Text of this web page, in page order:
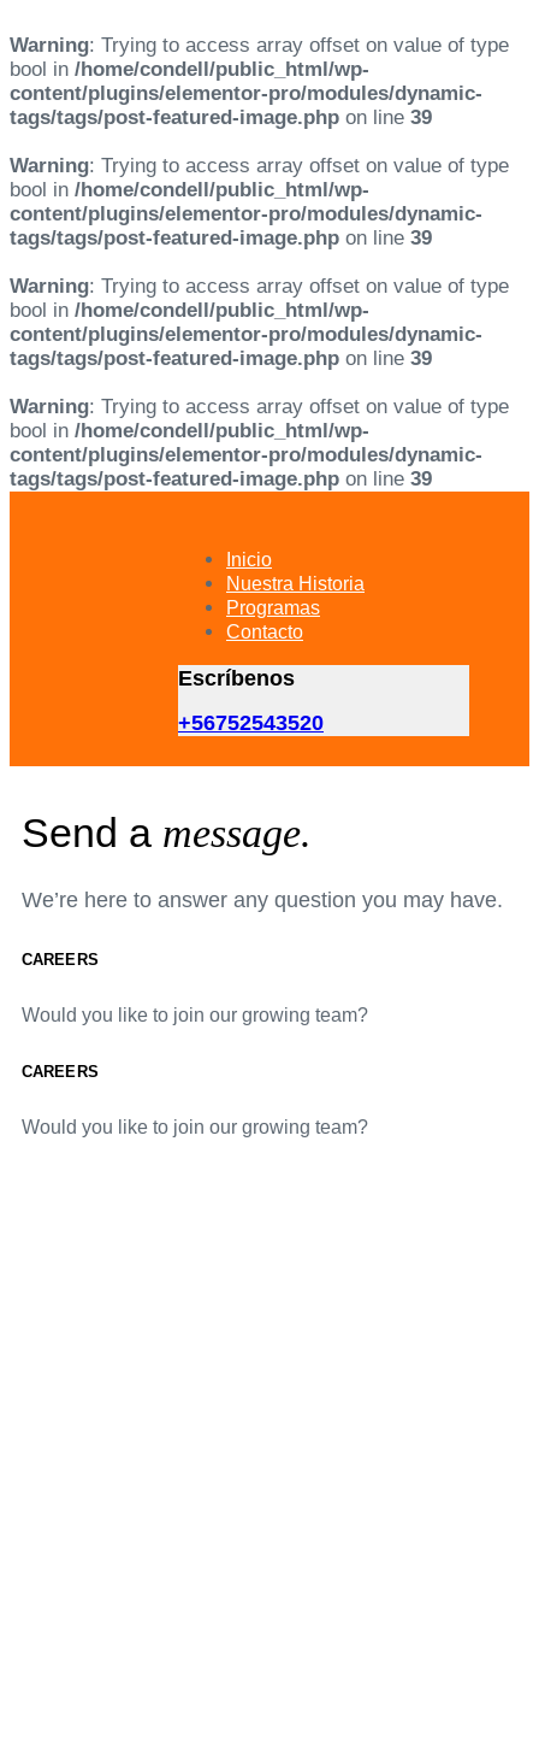
Warning: Trying to access array offset on value of type
bool in /home/condell/public_html/wp-
content/plugins/elementor-pro/modules/dynamic-
tags/tags/post-featured-image.php on line 39
Warning: Trying to access array offset on value of type
bool in /home/condell/public_html/wp-
content/plugins/elementor-pro/modules/dynamic-
tags/tags/post-featured-image.php on line 39
Warning: Trying to access array offset on value of type
bool in /home/condell/public_html/wp-
content/plugins/elementor-pro/modules/dynamic-
tags/tags/post-featured-image.php on line 39
Warning: Trying to access array offset on value of type
bool in /home/condell/public_html/wp-
content/plugins/elementor-pro/modules/dynamic-
tags/tags/post-featured-image.php on line 39
Inicio
Nuestra Historia
Programas
Contacto
Escríbenos
+56752543520
Send a message.
We’re here to answer any question you may have.
CAREERS
Would you like to join our growing team?
CAREERS
Would you like to join our growing team?